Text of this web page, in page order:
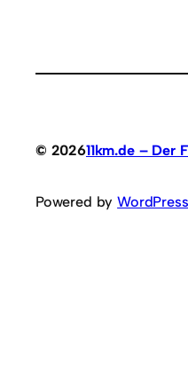
© 202611km.de – Der
Powered byWordPress